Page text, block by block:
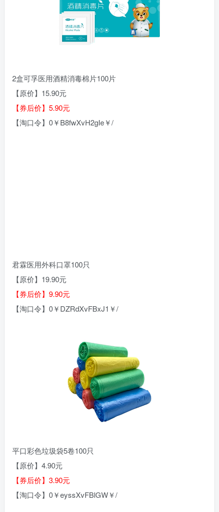
2盒可孚医用酒精消毒棉片100片
【原价】15.90元
【券后价】5.90元
【淘口令】0￥B8fwXvH2gIe￥/
君霖医用外科口罩100只
【原价】19.90元
【券后价】9.90元
【淘口令】0￥DZRdXvFBxJ1￥/
平口彩色垃圾袋5卷100只
【原价】4.90元
【券后价】3.90元
【淘口令】0￥eyssXvFBlGW￥/